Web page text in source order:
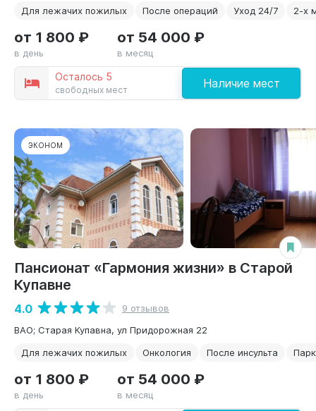
Для лежачих пожилых
После операций Уход 24/7 2-х
Осталось 5
свободных мест Наличие мест
от 1 800 ₽
в день
от 54 000 ₽
в месяц
ЭКОНОМ
Пансионат «Гармония жизни» в Старой
Купавне
4.0
9 отзывов
ВАО; Старая Купавна, ул Придорожная 22
Для лежачих пожилых
Онкология После инсульта
от 1 800 ₽
в день
от 54 000 ₽
в месяц